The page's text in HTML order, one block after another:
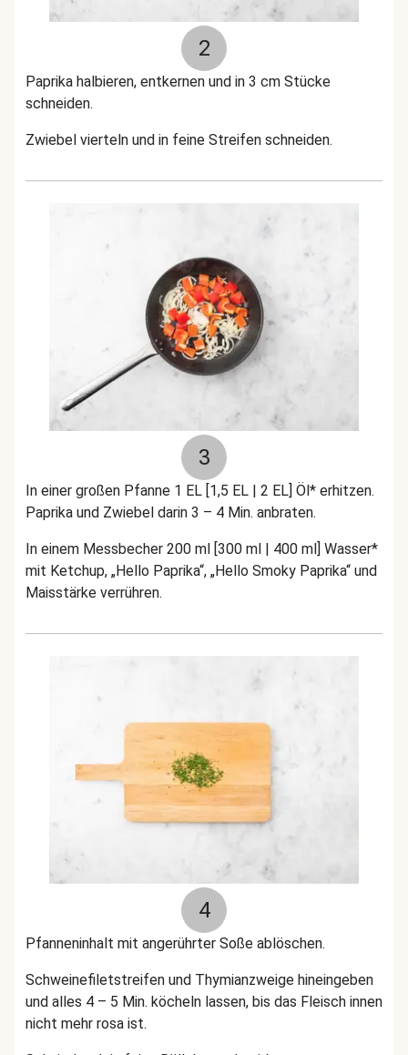
2
Paprika halbieren, entkernen und in 3 cm Stücke
schneiden.
Zwiebel vierteln und in feine Streifen schneiden.
3
In einer großen Pfanne 1 EL [1,5 EL | 2 EL] Öl* erhitzen.
Paprika und Zwiebel darin 3 – 4 Min. anbraten.
In einem Messbecher 200 ml [300 ml | 400 ml] Wasser*
mit Ketchup, „Hello Paprika“, „Hello Smoky Paprika“ und
Maisstärke verrühren.
4
Pfanneninhalt mit angerührter Soße ablöschen.
Schweinefiletstreifen und Thymianzweige hineingeben
und alles 4 – 5 Min. köcheln lassen, bis das Fleisch innen
nicht mehr rosa ist.